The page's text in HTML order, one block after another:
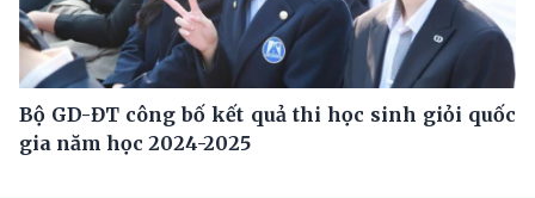
Bộ GD-ĐT công bố kết quả thi học sinh giỏi quốc
gia năm học 2024-2025